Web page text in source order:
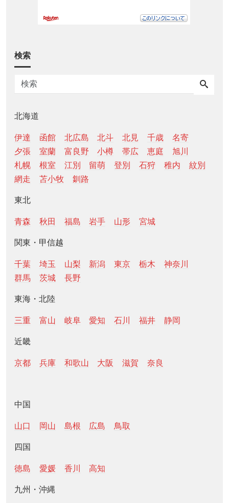
検索
北海道
伊達 函館 北広島 北斗 北見 千歳
名寄
夕張
室蘭 富良野 小樽 帯広 恵庭
旭川
札幌
根室 江別 留萌 登別 石狩 稚内
紋別
網走
苫小牧 釧路
東北
青森 秋田 福島 岩手 山形 宮城
関東・甲信越
千葉 埼玉 山梨 新潟 東京 栃木
神奈川
群馬
茨城 長野
東海・北陸
三重 富山 岐阜 愛知 石川 福井 静岡
近畿
京都 兵庫 和歌山 大阪 滋賀 奈良
中国
山口 岡山 島根 広島 鳥取
四国
徳島 愛媛 香川 高知
九州・沖縄